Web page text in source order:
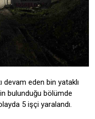
devam eden bin yataklı
bulunduğu bölümde
5 işçi yaralandı.